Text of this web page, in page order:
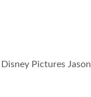
Pictures Jason